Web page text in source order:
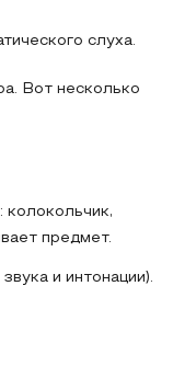
слуха.
Вот несколько
колокольчик,
предмет.
и интонации).